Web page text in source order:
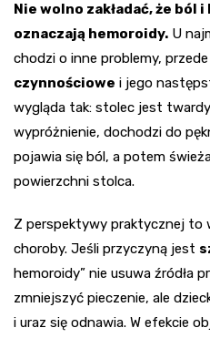
Nie wolno zakładać, że ból
oznaczają hemoroidy. U
chodzi o inne problemy,
czynnościowe i jego
wygląda tak: stolec jest
wypróżnienie, dochodzi do
pojawia się ból, a potem
powierzchni stolca.
Z perspektywy praktycznej to
choroby. Jeśli przyczyną jest
hemoroidy” nie usuwa źródła
zmniejszyć pieczenie, ale
i uraz się odnawia. W efekcie